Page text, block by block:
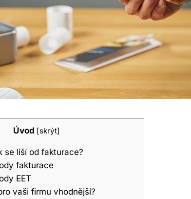
Úvod [skrýt]
se liší od fakturace?
fakturace
EET
vaši firmu vhodnější?